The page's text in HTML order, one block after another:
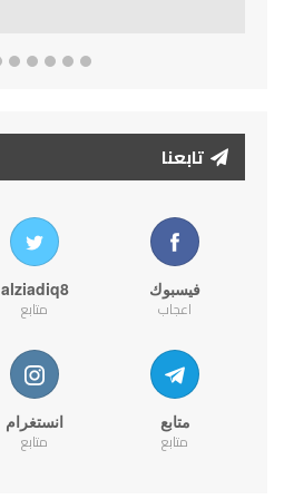
تابعنا
فيسبوك
اعجاب
alziadiq8
متابع
متابع
متابع
انستغرام
متابع